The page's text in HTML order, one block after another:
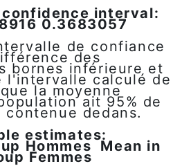
interval:
0.3683057
de confiance
des
bornes inférieure et
l'intervalle calculé de
la moyenne
ait 95% de
dedans.
estimates:
Hommes Mean in
Femmes